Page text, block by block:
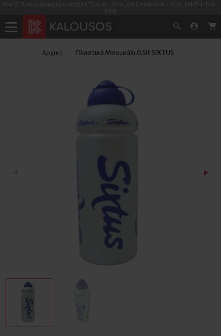
5/8 - 25/8, ΚΡΗΤΗ 15/8 -
Η διαθεσιμότητα των προϊόντων όπως φαίνεται
Αρχική Πλαστικό Μπουκάλι 0,5lt SIXTUS